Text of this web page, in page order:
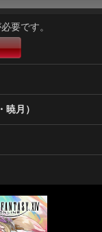
要です。
月）